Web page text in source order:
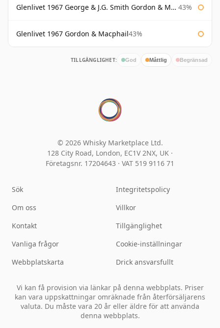
Glenlivet 1967 George & J.G. Smith Gordon & Macphail 43%
Glenlivet 1967 Gordon & Macphail43%
TILLGÄNGLIGHET: God Måttlig Begränsad
© 2026 Whisky Marketplace Ltd.
128 City Road, London, EC1V 2NX, UK ·
Företagsnr. 17204643 · VAT 519 9116 71
Sök
Om oss
Kontakt
Vanliga frågor
Webbplatskarta
Integritetspolicy
Villkor
Tillgänglighet
Cookie-inställningar
Drick ansvarsfullt
Vi kan få provision via länkar på denna webbplats. Priser
kan vara uppskattningar omräknade från återförsäljarens
valuta. Du måste vara 20 år eller äldre för att använda
denna webbplats.